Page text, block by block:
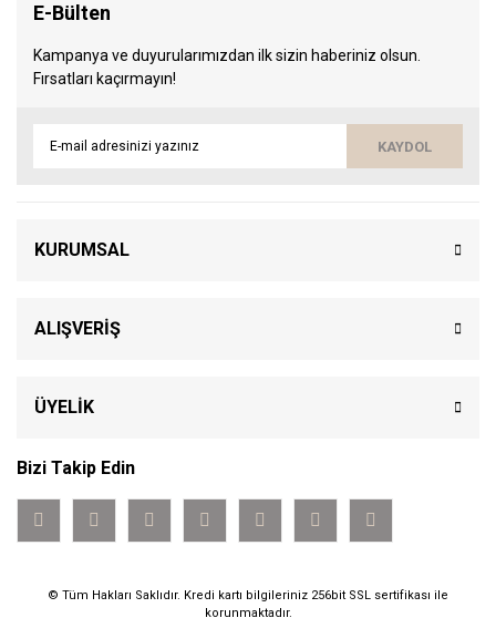
E-Bülten
Kampanya ve duyurularımızdan ilk sizin haberiniz olsun.
Fırsatları kaçırmayın!
KAYDOL
KURUMSAL
ALIŞVERİŞ
ÜYELİK
Bizi Takip Edin
© Tüm Hakları Saklıdır. Kredi kartı bilgileriniz 256bit SSL sertifikası ile
korunmaktadır.